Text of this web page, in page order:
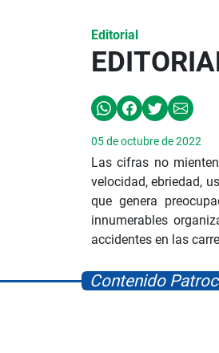
Editorial
05 de octubre de 2022
Las cifras no
velocidad, ebriedad,
que genera
innumerables
accidentes en las
Contenido